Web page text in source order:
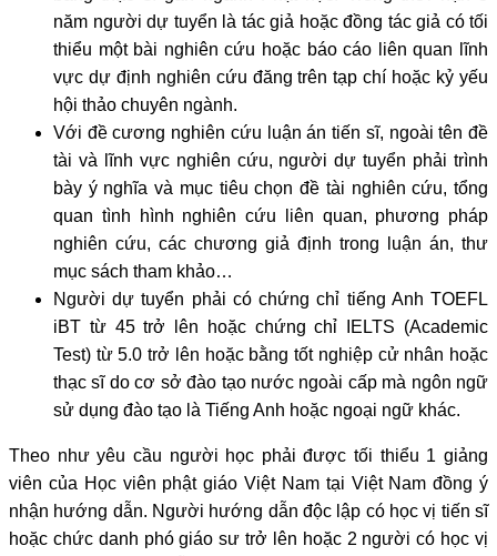
năm người dự tuyển là tác giả hoặc đồng tác giả có tối
thiểu một bài nghiên cứu hoặc báo cáo liên quan lĩnh
vực dự định nghiên cứu đăng trên tạp chí hoặc kỷ yếu
hội thảo chuyên ngành.
Với đề cương nghiên cứu luận án tiến sĩ, ngoài tên đề
tài và lĩnh vực nghiên cứu, người dự tuyển phải trình
bày ý nghĩa và mục tiêu chọn đề tài nghiên cứu, tổng
quan tình hình nghiên cứu liên quan, phương pháp
nghiên cứu, các chương giả định trong luận án, thư
mục sách tham khảo…
Người dự tuyển phải có chứng chỉ tiếng Anh TOEFL
iBT từ 45 trở lên hoặc chứng chỉ IELTS (Academic
Test) từ 5.0 trở lên hoặc bằng tốt nghiệp cử nhân hoặc
thạc sĩ do cơ sở đào tạo nước ngoài cấp mà ngôn ngữ
sử dụng đào tạo là Tiếng Anh hoặc ngoại ngữ khác.
Theo như yêu cầu người học phải được tối thiểu 1 giảng
viên của Học viên phật giáo Việt Nam tại Việt Nam đồng ý
nhận hướng dẫn. Người hướng dẫn độc lập có học vị tiến sĩ
hoặc chức danh phó giáo sư trở lên hoặc 2 người có học vị